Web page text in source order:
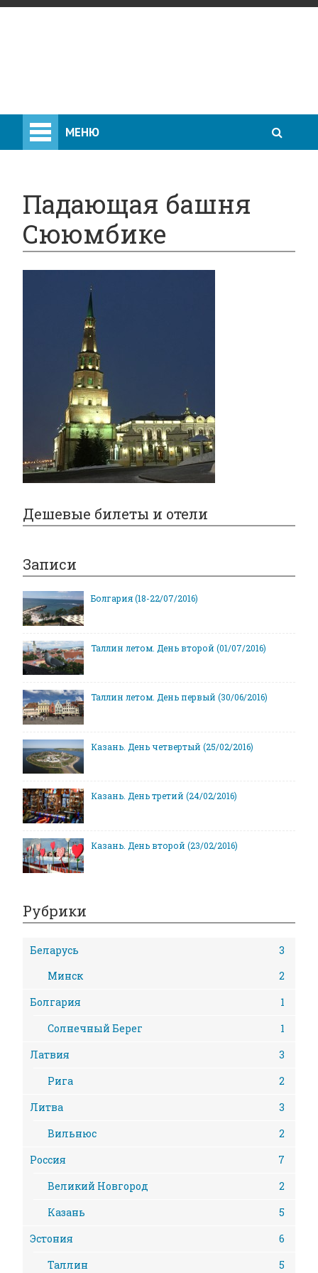
МЕНЮ
Падающая башня
Сююмбике
Дешевые билеты и отели
Записи
Болгария (18-22/07/2016)
Таллин летом. День второй (01/07/2016)
Таллин летом. День первый (30/06/2016)
Казань. День четвертый (25/02/2016)
Казань. День третий (24/02/2016)
Казань. День второй (23/02/2016)
Рубрики
Беларусь
3
Минск
2
Болгария
1
Солнечный Берег
1
Латвия
3
Рига
2
Литва
3
Вильнюс
2
Россия
7
Великий Новгород
2
Казань
5
Эстония
6
Таллин
5